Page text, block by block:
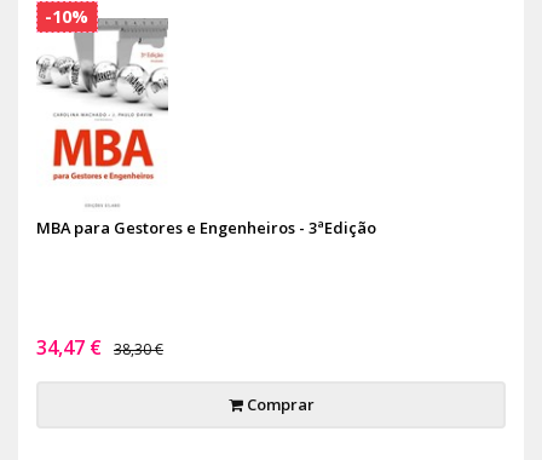
MBA para Gestores e Engenheiros - 3ªEdição
34,47 € 38,30 €
Comprar
-10%